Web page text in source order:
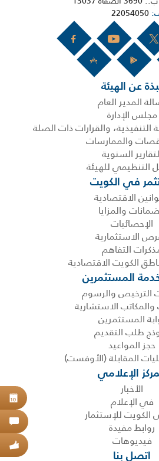
عن الهيئة
المدير العام
مجلس الإدارة
التنفيذية، والقرارات ذات الصلة
والممارسات
السنوية
التنظيمي للهيئة
في الكويت
الاقتصادية
والمزايا
الإحصائيات
الاستثمارية
التفاهم
المستثمرين
الترخيص والرسوم
والمكاتب الاستشارية
المستثمرين
طلب التقديم
حجز المواعيد
المقابلة (الأوفست)
الإعلامي
الأخبار
في الإعلام
الكويت للإستثمار
روابط مفيدة
فيديوهات
اتصل بنا
10